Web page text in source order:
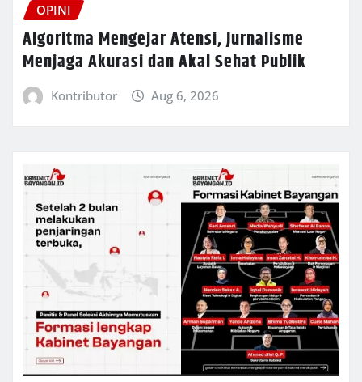
OPINI
Algoritma Mengejar Atensi, Jurnalisme
Menjaga Akurasi dan Akal Sehat Publik
Kontributor Aug 6, 2026